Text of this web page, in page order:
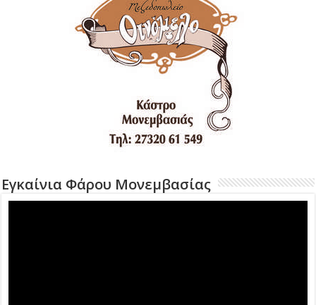
Εγκαίνια Φάρου Μονεμβασίας